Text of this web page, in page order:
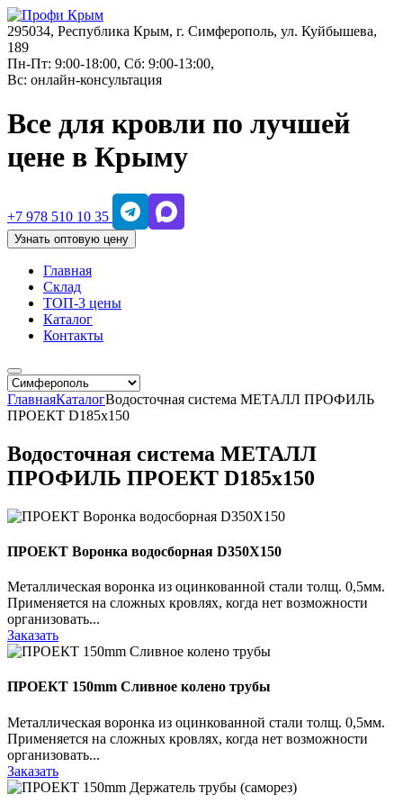
295034, Республика Крым, г. Симферополь, ул. Куйбышева,
189
Пн-Пт: 9:00-18:00, Сб: 9:00-13:00,
Вс: онлайн-консультация
Все для кровли по лучшей
цене в Крыму
+7 978 510 10 35
Узнать оптовую цену
Главная
Склад
ТОП-3 цены
Каталог
Контакты
ГлавнаяКаталогВодосточная система МЕТАЛЛ ПРОФИЛЬ
ПРОЕКТ D185х150
Водосточная система МЕТАЛЛ
ПРОФИЛЬ ПРОЕКТ D185х150
ПРОЕКТ Воронка водосборная D350Х150
Металлическая воронка из оцинкованной стали толщ. 0,5мм.
Применяется на сложных кровлях, когда нет возможности
организовать...
Заказать
ПРОЕКТ 150mm Сливное колено трубы
Металлическая воронка из оцинкованной стали толщ. 0,5мм.
Применяется на сложных кровлях, когда нет возможности
организовать...
Заказать